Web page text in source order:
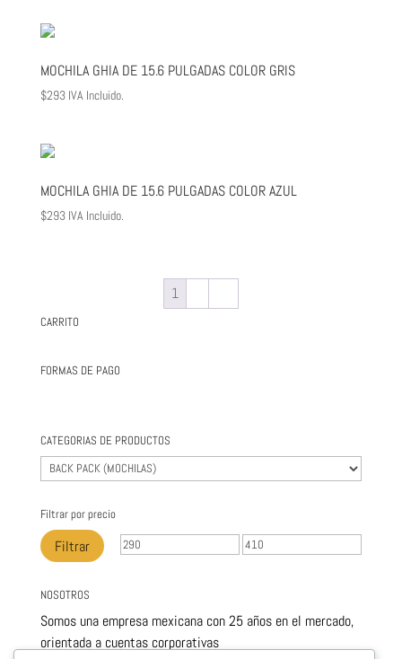
MOCHILA GHIA DE 15.6 PULGADAS COLOR GRIS
$293 IVA Incluido.
MOCHILA GHIA DE 15.6 PULGADAS COLOR AZUL
$293 IVA Incluido.
1
CARRITO
FORMAS DE PAGO
CATEGORIAS DE PRODUCTOS
Filtrar por precio
Precio
Precio
Filtrar
NOSOTROS
Somos una empresa mexicana con 25 años en el mercado,
orientada a cuentas corporativas